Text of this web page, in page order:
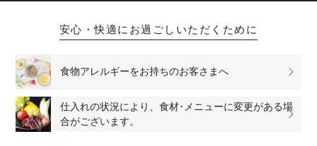
安心・快適にお過ごしいただくために
食物アレルギーをお持ちのお客さまへ
仕入れの状況により、食材･メニューに変更がある場
合がございます。